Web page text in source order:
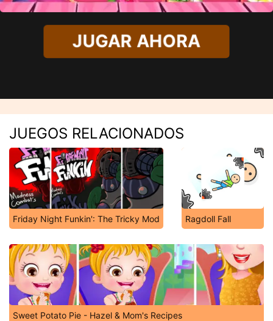
JUGAR AHORA
JUEGOS RELACIONADOS
Friday Night Funkin': The Tricky Mod Ragdoll Fall
Sweet Potato Pie - Hazel & Mom's Recipes